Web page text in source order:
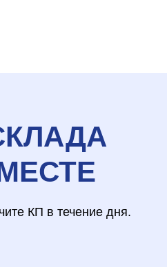
КП в течение дня.